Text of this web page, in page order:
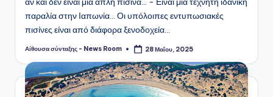
παραλία στην Ιαπωνία... Οι υπόλοιπες εντυπωσιακές
πισίνες είναι από διάφορα ξενοδοχεία…
Συγγραφέας:
Αίθουσα σύνταξης - News Room 28 Μαΐου, 2025